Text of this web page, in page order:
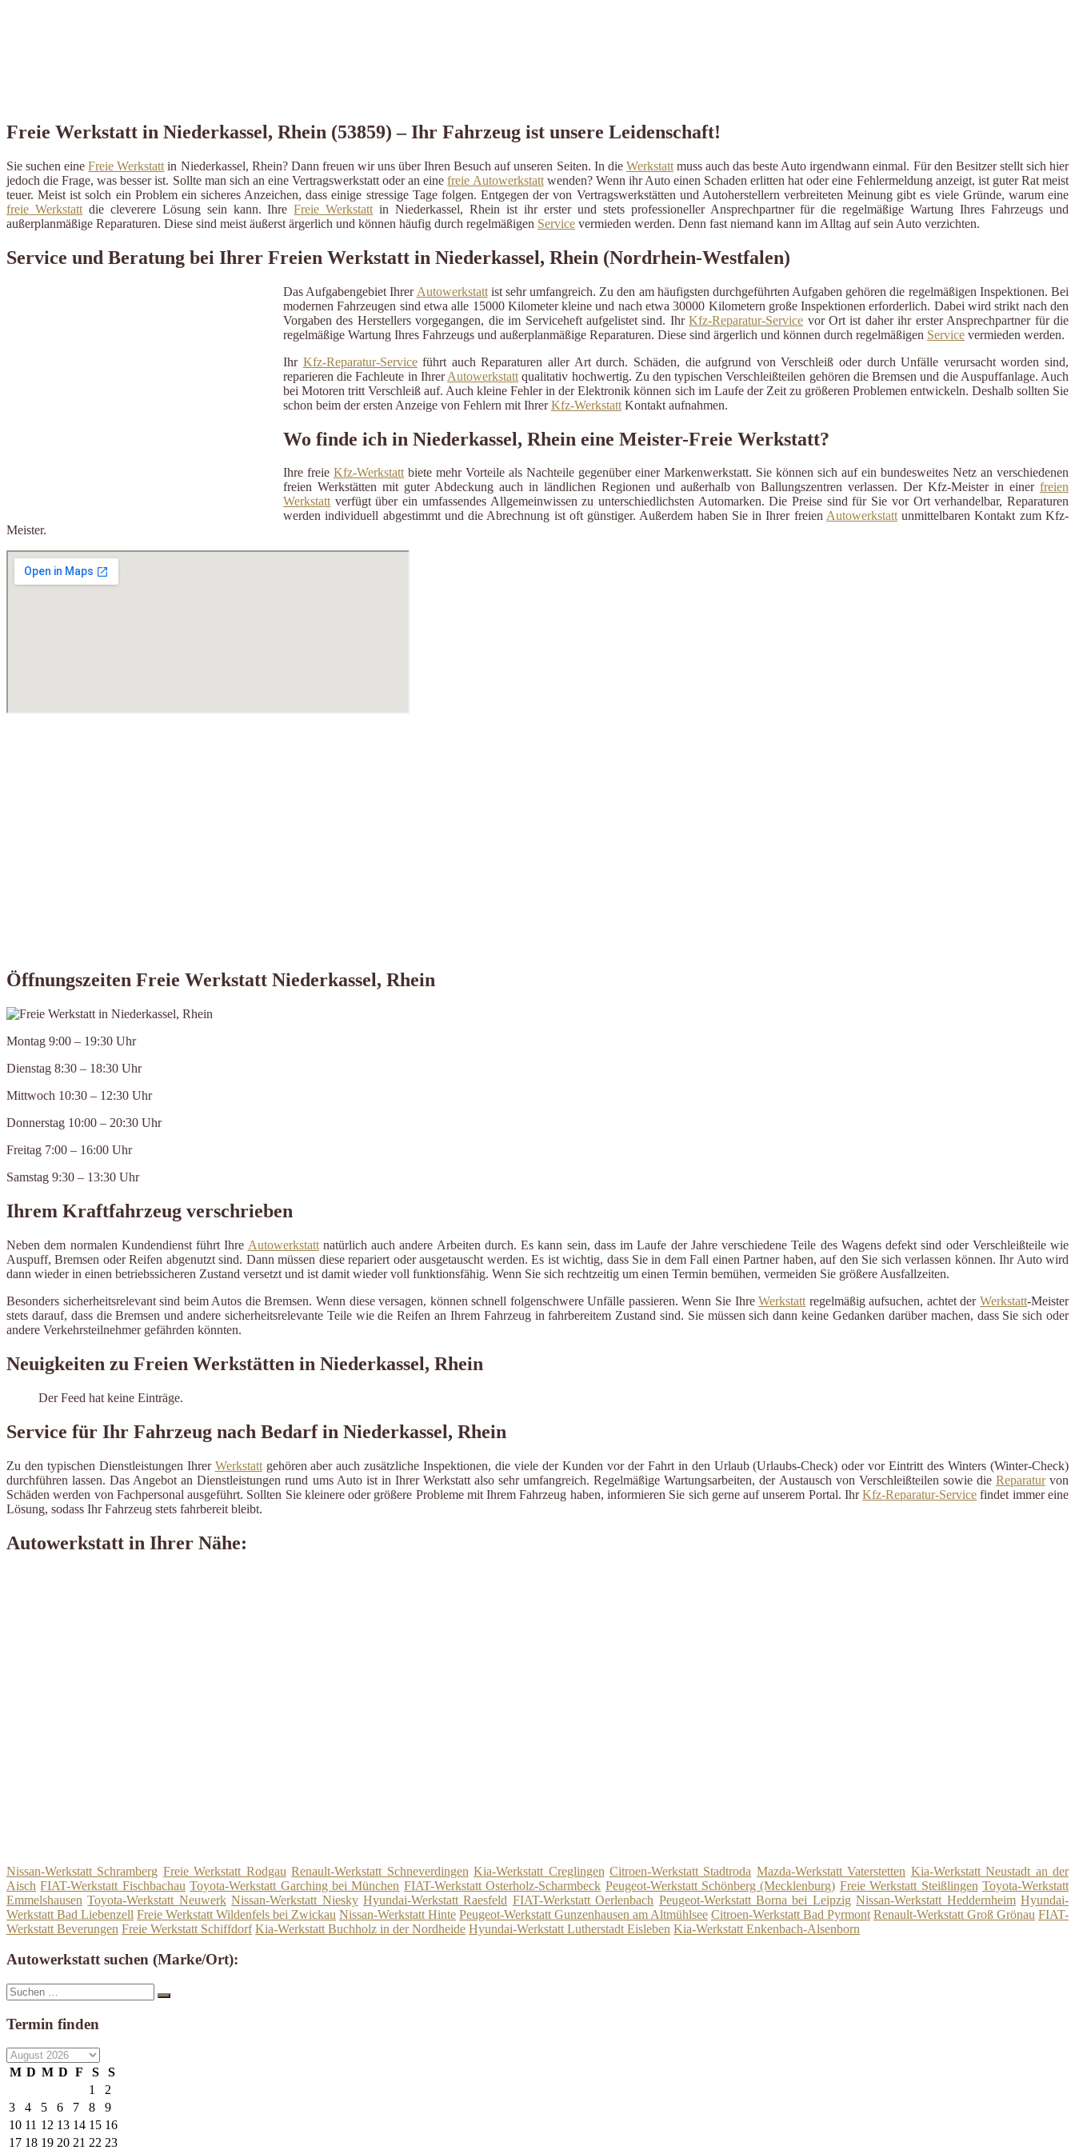
Freie Werkstatt in Niederkassel, Rhein (53859) – Ihr Fahrzeug ist unsere Leidenschaft!
Sie suchen eineFreie Werkstatt in Niederkassel, Rhein? Dann freuen wir uns über Ihren Besuch auf unseren Seiten. In die Werkstattmuss auch das beste Auto irgendwann einmal. Für den Besitzer stellt sich hier
jedoch die Frage, was besser ist. Sollte man sich an eine Vertragswerkstatt oder an einefreie Autowerkstattwenden? Wenn ihr Auto einen Schaden erlitten hat oder eine Fehlermeldung anzeigt, ist guter Rat meist
teuer. Meist ist solch ein Problem ein sicheres Anzeichen, dass einige stressige Tage folgen. Entgegen der von Vertragswerkstätten und Autoherstellern verbreiteten Meinung gibt es viele Gründe, warum eine
freie Werkstattdie cleverere Lösung sein kann. IhreFreie Werkstatt in Niederkassel, Rhein ist ihr erster und stets professioneller Ansprechpartner für die regelmäßige Wartung Ihres Fahrzeugs und
außerplanmäßige Reparaturen. Diese sind meist äußerst ärgerlich und können häufig durch regelmäßigen Service vermieden werden. Denn fast niemand kann im Alltag auf sein Auto verzichten.
Service und Beratung bei Ihrer Freien Werkstatt in Niederkassel, Rhein (Nordrhein-Westfalen)
Das Aufgabengebiet Ihrer Autowerkstattist sehr umfangreich. Zu den am häufigsten durchgeführten Aufgaben gehören die regelmäßigen Inspektionen. Bei
modernen Fahrzeugen sind etwa alle 15000 Kilometer kleine und nach etwa 30000 Kilometern große Inspektionen erforderlich. Dabei wird strikt nach den
Vorgaben des Herstellers vorgegangen, die im Serviceheft aufgelistet sind. IhrKfz-Reparatur-Service vor Ort ist daher ihr erster Ansprechpartner für die
regelmäßige Wartung Ihres Fahrzeugs und außerplanmäßige Reparaturen. Diese sind ärgerlich und können durch regelmäßigen Service vermieden werden.
Ihr Kfz-Reparatur-Serviceführt auch Reparaturen aller Art durch. Schäden, die aufgrund von Verschleiß oder durch Unfälle verursacht worden sind,
reparieren die Fachleute in IhrerAutowerkstatt qualitativ hochwertig. Zu den typischen Verschleißteilen gehören die Bremsen und die Auspuffanlage. Auch
bei Motoren tritt Verschleiß auf. Auch kleine Fehler in der Elektronik können sich im Laufe der Zeit zu größeren Problemen entwickeln. Deshalb sollten Sie
schon beim der ersten Anzeige von Fehlern mit IhrerKfz-Werkstatt Kontakt aufnahmen.
Wo finde ich in Niederkassel, Rhein eine Meister-Freie Werkstatt?
Ihre freie Kfz-Werkstattbiete mehr Vorteile als Nachteile gegenüber einer Markenwerkstatt. Sie können sich auf ein bundesweites Netz an verschiedenen
freien Werkstätten mit guter Abdeckung auch in ländlichen Regionen und außerhalb von Ballungszentren verlassen. Der Kfz-Meister in einer freien
Werkstattverfügt über ein umfassendes Allgemeinwissen zu unterschiedlichsten Automarken. Die Preise sind für Sie vor Ort verhandelbar, Reparaturen
werden individuell abgestimmt und die Abrechnung ist oft günstiger. Außerdem haben Sie in Ihrer freien Autowerkstattunmittelbaren Kontakt zum Kfz-
Meister.
Öffnungszeiten Freie Werkstatt Niederkassel, Rhein
Montag 9:00 – 19:30 Uhr
Dienstag 8:30 – 18:30 Uhr
Mittwoch 10:30 – 12:30 Uhr
Donnerstag 10:00 – 20:30 Uhr
Freitag 7:00 – 16:00 Uhr
Samstag 9:30 – 13:30 Uhr
Ihrem Kraftfahrzeug verschrieben
Neben dem normalen Kundendienst führt Ihre Autowerkstattnatürlich auch andere Arbeiten durch. Es kann sein, dass im Laufe der Jahre verschiedene Teile des Wagens defekt sind oder Verschleißteile wie
Auspuff, Bremsen oder Reifen abgenutzt sind. Dann müssen diese repariert oder ausgetauscht werden. Es ist wichtig, dass Sie in dem Fall einen Partner haben, auf den Sie sich verlassen können. Ihr Auto wird
dann wieder in einen betriebssicheren Zustand versetzt und ist damit wieder voll funktionsfähig. Wenn Sie sich rechtzeitig um einen Termin bemühen, vermeiden Sie größere Ausfallzeiten.
Besonders sicherheitsrelevant sind beim Autos die Bremsen. Wenn diese versagen, können schnell folgenschwere Unfälle passieren. Wenn Sie IhreWerkstatt regelmäßig aufsuchen, achtet derWerkstatt-Meister
stets darauf, dass die Bremsen und andere sicherheitsrelevante Teile wie die Reifen an Ihrem Fahrzeug in fahrbereitem Zustand sind. Sie müssen sich dann keine Gedanken darüber machen, dass Sie sich oder
andere Verkehrsteilnehmer gefährden könnten.
Neuigkeiten zu Freien Werkstätten in Niederkassel, Rhein
Der Feed hat keine Einträge.
Service für Ihr Fahrzeug nach Bedarf in Niederkassel, Rhein
Zu den typischen Dienstleistungen Ihrer Werkstattgehören aber auch zusätzliche Inspektionen, die viele der Kunden vor der Fahrt in den Urlaub (Urlaubs-Check) oder vor Eintritt des Winters (Winter-Check)
durchführen lassen. Das Angebot an Dienstleistungen rund ums Auto ist in Ihrer Werkstatt also sehr umfangreich. Regelmäßige Wartungsarbeiten, der Austausch von Verschleißteilen sowie die Reparaturvon
Schäden werden von Fachpersonal ausgeführt. Sollten Sie kleinere oder größere Probleme mit Ihrem Fahrzeug haben, informieren Sie sich gerne auf unserem Portal. IhrKfz-Reparatur-Service findet immer eine
Lösung, sodass Ihr Fahrzeug stets fahrbereit bleibt.
Autowerkstatt in Ihrer Nähe:
Nissan-Werkstatt Schramberg Freie Werkstatt Rodgau Renault-Werkstatt Schneverdingen Kia-Werkstatt Creglingen Citroen-Werkstatt Stadtroda Mazda-Werkstatt Vaterstetten Kia-Werkstatt Neustadt an der
Aisch FIAT-Werkstatt Fischbachau Toyota-Werkstatt Garching bei München FIAT-Werkstatt Osterholz-Scharmbeck Peugeot-Werkstatt Schönberg (Mecklenburg) Freie Werkstatt Steißlingen Toyota-Werkstatt
Emmelshausen Toyota-Werkstatt Neuwerk Nissan-Werkstatt Niesky Hyundai-Werkstatt Raesfeld FIAT-Werkstatt Oerlenbach Peugeot-Werkstatt Borna bei Leipzig Nissan-Werkstatt Heddernheim Hyundai-
Werkstatt Bad Liebenzell Freie Werkstatt Wildenfels bei Zwickau Nissan-Werkstatt Hinte Peugeot-Werkstatt Gunzenhausen am Altmühlsee Citroen-Werkstatt Bad Pyrmont Renault-Werkstatt Groß Grönau FIAT-
Werkstatt Beverungen Freie Werkstatt Schiffdorf Kia-Werkstatt Buchholz in der Nordheide Hyundai-Werkstatt Lutherstadt Eisleben Kia-Werkstatt Enkenbach-Alsenborn
Autowerkstatt suchen (Marke/Ort):
Suche
nach:
Suchen
Termin finden
M D M D F S
S
1
2
3
4 5 6 7 8
9
10 11 12 13 14 15 16
17 18 19 20 21 22 23